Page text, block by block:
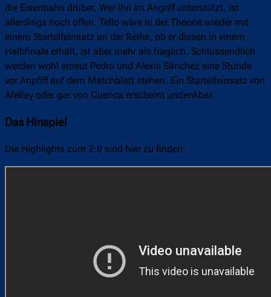
die Eisenbahn drüber. Wer ihn im Angriff unterstützt, ist
allerdings noch offen. Tello wäre in der Theorie wieder mit
einem Startelfeinsatz an der Reihe, ob er diesen in einem
Halbfinale erhält, ist aber mehr als fraglich. Schlussendlich
werden wohl erneut Pedro und Alexis Sánchez eine Stunde
vor Anpfiff auf dem Matchblatt stehen. Ein Startelfeinsatz von
Afellay oder gar von Cuenca erscheint undenkbar.
Das Hinspiel
Die Highlights zum 2:0 sind hier zu finden: